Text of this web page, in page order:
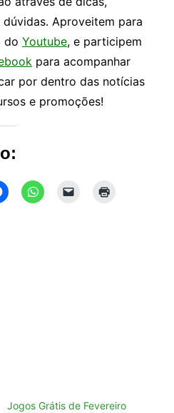
Aproveitem para
do Youtube, e participem
para acompanhar
por dentro das notícias
e promoções!
Jogos Grátis de Fevereiro